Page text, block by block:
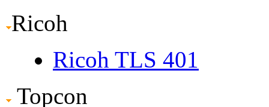
Ricoh
Ricoh TLS 401
Topcon